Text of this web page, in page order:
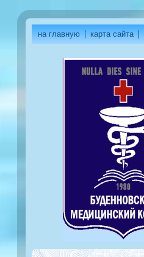
на главную карта сайта